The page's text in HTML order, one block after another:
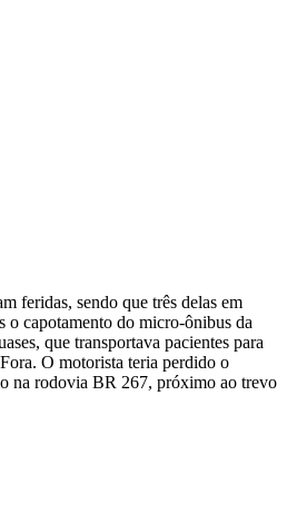
feridas, sendo que três delas em
o capotamento do micro-ônibus da
que transportava pacientes para
O motorista teria perdido o
na rodovia BR 267, próximo ao trevo